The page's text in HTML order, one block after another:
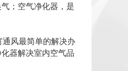
；空气净化器，是
风最简单的解决办
器解决室内空气品